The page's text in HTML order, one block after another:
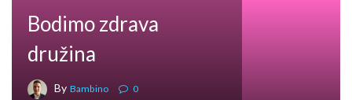
Bodimo zdrava
družina
By Bambino 0